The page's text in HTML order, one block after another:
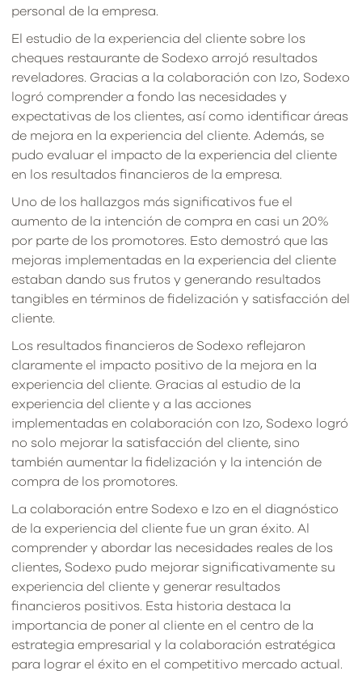
personal de la empresa.
El estudio de la experiencia del cliente sobre los
cheques restaurante de Sodexo arrojó resultados
reveladores. Gracias a la colaboración con Izo, Sodexo
logró comprender a fondo las necesidades y
expectativas de los clientes, así como identificar áreas
de mejora en la experiencia del cliente. Además, se
pudo evaluar el impacto de la experiencia del cliente
en los resultados financieros de la empresa.
Uno de los hallazgos más significativos fue el
aumento de la intención de compra en casi un 20%
por parte de los promotores. Esto demostró que las
mejoras implementadas en la experiencia del cliente
estaban dando sus frutos y generando resultados
tangibles en términos de fidelización y satisfacción del
cliente.
Los resultados financieros de Sodexo reflejaron
claramente el impacto positivo de la mejora en la
experiencia del cliente. Gracias al estudio de la
experiencia del cliente y a las acciones
implementadas en colaboración con Izo, Sodexo logró
no solo mejorar la satisfacción del cliente, sino
también aumentar la fidelización y la intención de
compra de los promotores.
La colaboración entre Sodexo e Izo en el diagnóstico
de la experiencia del cliente fue un gran éxito. Al
comprender y abordar las necesidades reales de los
clientes, Sodexo pudo mejorar significativamente su
experiencia del cliente y generar resultados
financieros positivos. Esta historia destaca la
importancia de poner al cliente en el centro de la
estrategia empresarial y la colaboración estratégica
para lograr el éxito en el competitivo mercado actual.